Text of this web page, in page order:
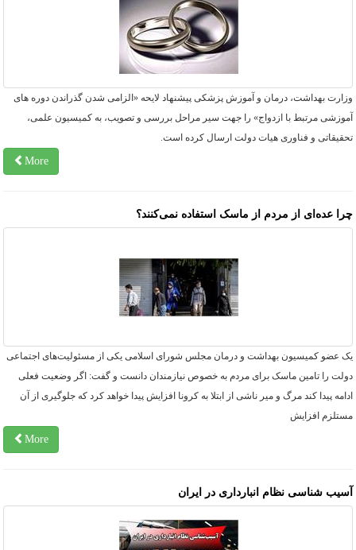
بهداشت، درمان و آموزش پزشکی پیشنهاد لایحه «الزامی شدن گذراندن دوره های
مرتبط با ازدواج» را جهت سیر مراحل بررسی و تصویب، به کمیسیون علمی،
و فناوری هیات دولت ارسال کرده است.
More
عده‌ای از مردم از ماسک استفاده نمی‌کنند؟
عضو کمیسیون بهداشت و درمان مجلس شورای اسلامی یکی از مسئولیت‌های اجتماعی
را تامین ماسک برای مردم به خصوص نیازمندان دانست و گفت: اگر وضعیت فعلی
پیدا کند مرگ و میر ناشی از ابتلا به کرونا افزایش پیدا خواهد کرد که جلوگیری از آن
افزایش
More
شناسی نظام انبارداری در ایران